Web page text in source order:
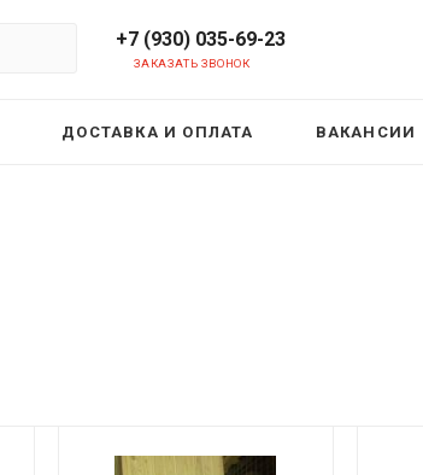
+7 (930) 035-69-23
ЗАКАЗАТЬ ЗВОНОК
ДОСТАВКА И ОПЛАТА ВАКАНСИИ